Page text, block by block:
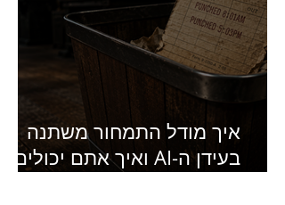
איך מודל התמחור משתנה
בעידן ה-AI ואיך אתם יכולים